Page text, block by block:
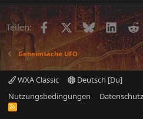
Teilen: FacebookX (Twitter)
Bluesky
Geheimsache UFO
WXA Classic
Deutsch [Du]
Nutzungsbedingungen
Datenschutz
R